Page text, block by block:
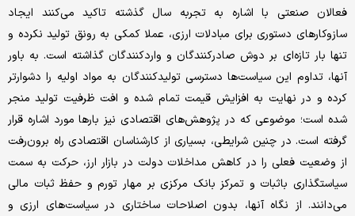
فعالان صنعتی با اشاره به تجربه سال گذشته تاکید می‌کنند ایجاد
سازوکارهای دستوری برای مبادلات ارزی، عملا کمکی به رونق تولید نکرده و
تنها بار تازه‌ای بر دوش صادرکنندگان و واردکنندگان گذاشته است. به باور
آنها، تداوم این سیاست‌ها دسترسی تولیدکنندگان به مواد اولیه را دشوارتر
کرده و در نهایت به افزایش قیمت تمام‌ شده و افت ظرفیت تولید منجر
شده است؛ موضوعی که در پژوهش‌های اقتصادی نیز بارها مورد اشاره قرار
گرفته است. در چنین شرایطی، بسیاری از کارشناسان اقتصادی راه برون‌رفت
از وضعیت فعلی را در کاهش مداخلات دولت در بازار ارز، حرکت به سمت
سیاستگذاری باثبات و تمرکز بانک مرکزی بر مهار تورم و حفظ ثبات مالی
می‌دانند. از نگاه آنها، بدون اصلاحات ساختاری در سیاست‌های ارزی و